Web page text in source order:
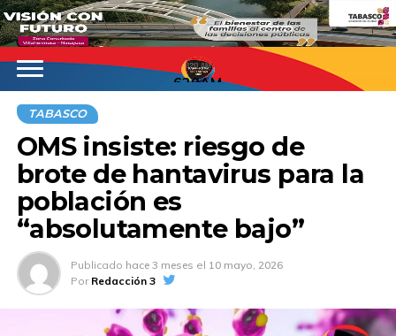
620AM
TABASCO
OMS insiste: riesgo de
brote de hantavirus para la
población es
“absolutamente bajo”
Publicado hace 3 meses el 10 mayo, 2026
Por Redacción 3